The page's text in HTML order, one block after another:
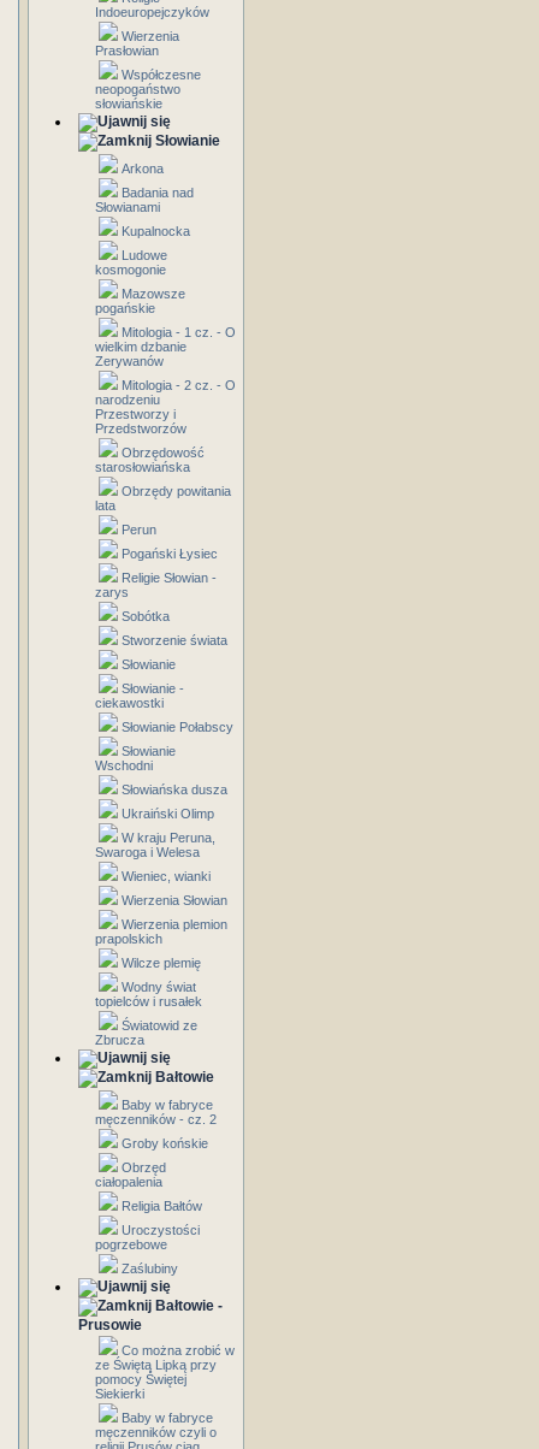
Indoeuropejczyków
Wierzenia
Prasłowian
Współczesne
neopogaństwo
słowiańskie
Słowianie
Arkona
Badania nad
Słowianami
Kupalnocka
Ludowe
kosmogonie
Mazowsze
pogańskie
Mitologia - 1 cz. - O
wielkim dzbanie
Zerywanów
Mitologia - 2 cz. - O
narodzeniu
Przestworzy i
Przedstworzów
Obrzędowość
starosłowiańska
Obrzędy powitania
lata
Perun
Pogański Łysiec
Religie Słowian -
zarys
Sobótka
Stworzenie świata
Słowianie
Słowianie -
ciekawostki
Słowianie Połabscy
Słowianie
Wschodni
Słowiańska dusza
Ukraiński Olimp
W kraju Peruna,
Swaroga i Welesa
Wieniec, wianki
Wierzenia Słowian
Wierzenia plemion
prapolskich
Wilcze plemię
Wodny świat
topielców i rusałek
Światowid ze
Zbrucza
Bałtowie
Baby w fabryce
męczenników - cz. 2
Groby końskie
Obrzęd
ciałopalenia
Religia Bałtów
Uroczystości
pogrzebowe
Zaślubiny
Bałtowie -
Prusowie
Co można zrobić w
ze Świętą Lipką przy
pomocy Świętej
Siekierki
Baby w fabryce
męczenników czyli o